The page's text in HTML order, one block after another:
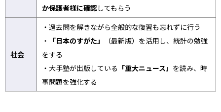
か保護者様に確認してもらう
社会
・過去問を解きながら全般的な復習も忘れずに行う
・
「日本のすがた」
（最新版）を活用し、統計の勉強
をする
・大手塾が出版している 「重大ニュース」 を読み、時
事問題を強化する